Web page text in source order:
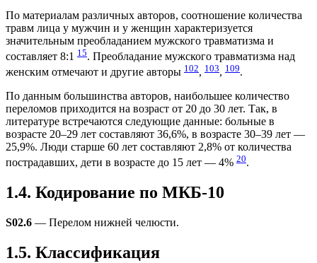
По материалам различных авторов, соотношение количества
травм лица у мужчин и у женщин характеризуется
значительным преобладанием мужского травматизма и
составляет 8:1 15. Преобладание мужского травматизма над
женским отмечают и другие авторы 102, 103, 109.
По данным большинства авторов, наибольшее количество
переломов приходится на возраст от 20 до 30 лет. Так, в
литературе встречаются следующие данные: больные в
возрасте 20–29 лет составляют 36,6%, в возрасте 30–39 лет —
25,9%. Люди старше 60 лет составляют 2,8% от количества
пострадавших, дети в возрасте до 15 лет — 4% 20.
1.4. Кодирование по МКБ-10
S02.6 — Перелом нижней челюсти.
1.5. Классификация